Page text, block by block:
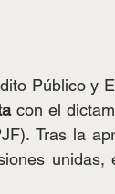
Público y
con el
Tras la
unidas,